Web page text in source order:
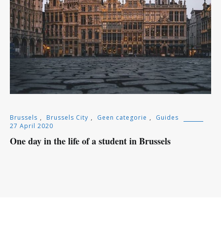
Brussels , Brussels City , Geen categorie ,
Guides
27 April 2020
One day in the life of a student in Brussels